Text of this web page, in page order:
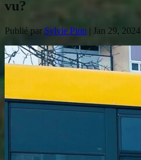
vu?
Publié par Sylvie Pion | Jan 29, 2024